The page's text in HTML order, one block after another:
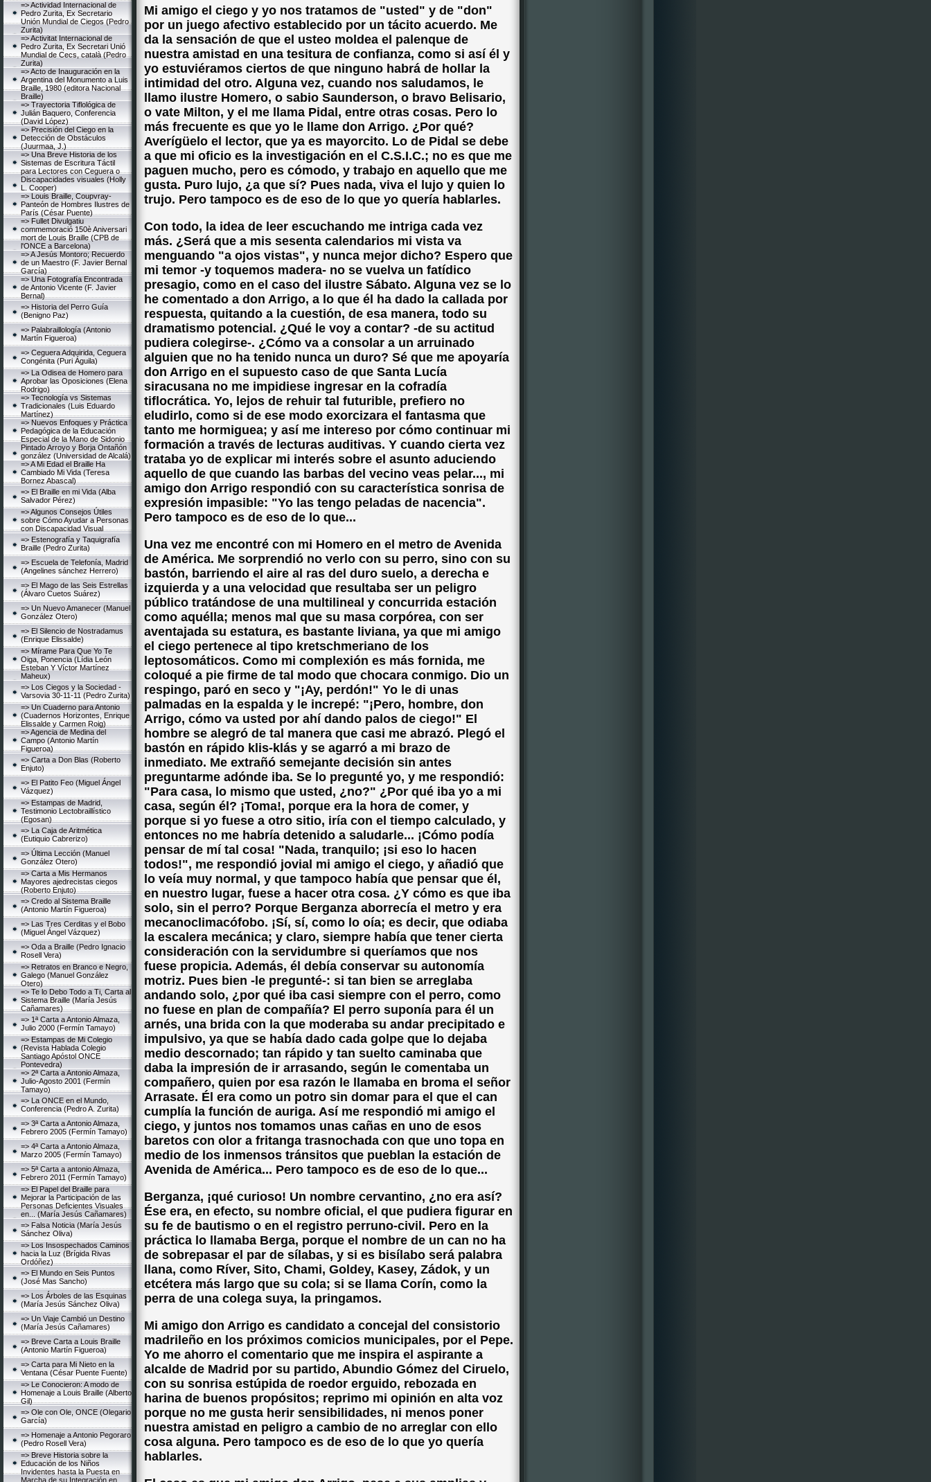
=> Actividad Internacional de
Pedro Zurita, Ex Secretario
Unión Mundial de Ciegos (Pedro
Zurita)
=> Activitat Internacional de
Pedro Zurita, Ex Secretari Unió
Mundial de Cecs, català (Pedro
Zurita)
=> Acto de Inauguración en la
Argentina del Monumento a Luis
Braille, 1980 (editora Nacional
Braille)
=> Trayectoria Tiflológica de
Julián Baquero, Conferencia
(David López)
=> Precisión del Ciego en la
Detección de Obstáculos
(Juurmaa, J.)
=> Una Breve Historia de los
Sistemas de Escritura Táctil
para Lectores con Ceguera o
Discapacidades visuales (Holly
L. Cooper)
=> Louis Braille, Coupvray-
Panteón de Hombres Ilustres de
París (César Puente)
=> Fullet Divulgatiu
commemoració 150è Aniversari
mort de Louis Braille (CPB de
l'ONCE a Barcelona)
=> A Jesús Montoro; Recuerdo
de un Maestro (F. Javier Bernal
García)
=> Una Fotografía Encontrada
de Antonio Vicente (F. Javier
Bernal)
=> Historia del Perro Guía
(Benigno Paz)
=> Palabraillología (Antonio
Martín Figueroa)
=> Ceguera Adquirida, Ceguera
Congénita (Puri Águila)
=> La Odisea de Homero para
Aprobar las Oposiciones (Elena
Rodrigo)
=> Tecnología vs Sistemas
Tradicionales (Luis Eduardo
Martínez)
=> Nuevos Enfoques y Práctica
Pedagógica de la Educación
Especial de la Mano de Sidonio
Pintado Arroyo y Borja Ontañón
gonzález (Universidad de Alcalá)
=> A Mi Edad el Braille Ha
Cambiado Mi Vida (Teresa
Bornez Abascal)
=> El Braille en mi Vida (Alba
Salvador Pérez)
=> Algunos Consejos Útiles
sobre Cómo Ayudar a Personas
con Discapacidad Visual
=> Estenografía y Taquigrafía
Braille (Pedro Zurita)
=> Escuela de Telefonía, Madrid
(Angelines sánchez Herrero)
=> El Mago de las Seis Estrellas
(Álvaro Cuetos Suárez)
=> Un Nuevo Amanecer (Manuel
González Otero)
=> El Silencio de Nostradamus
(Enrique Elissalde)
=> Mírame Para Que Yo Te
Oiga, Ponencia (Lídia León
Esteban Y Víctor Martínez
Maheux)
=> Los Ciegos y la Sociedad -
Varsovia 30-11-11 (Pedro Zurita)
=> Un Cuaderno para Antonio
(Cuadernos Horizontes, Enrique
Elissalde y Carmen Roig)
=> Agencia de Medina del
Campo (Antonio Martín
Figueroa)
=> Carta a Don Blas (Roberto
Enjuto)
=> El Patito Feo (Miguel Ángel
Vázquez)
=> Estampas de Madrid,
Testimonio Lectobraillístico
(Egosan)
=> La Caja de Aritmética
(Eutiquio Cabrerizo)
=> Última Lección (Manuel
González Otero)
=> Carta a Mis Hermanos
Mayores ajedrecistas ciegos
(Roberto Enjuto)
=> Credo al Sistema Braille
(Antonio Martín Figueroa)
=> Las Tres Cerditas y el Bobo
(Miguel Ángel Vázquez)
=> Oda a Braille (Pedro Ignacio
Rosell Vera)
=> Retratos en Branco e Negro,
Galego (Manuel González
Otero)
=> Te lo Debo Todo a Ti, Carta al
Sistema Braille (María Jesús
Cañamares)
=> 1ª Carta a Antonio Almaza,
Julio 2000 (Fermín Tamayo)
=> Estampas de Mi Colegio
(Revista Hablada Colegio
Santiago Apóstol ONCE
Pontevedra)
=> 2ª Carta a Antonio Almaza,
Julio-Agosto 2001 (Fermín
Tamayo)
=> La ONCE en el Mundo,
Conferencia (Pedro A. Zurita)
=> 3ª Carta a Antonio Almaza,
Febrero 2005 (Fermín Tamayo)
=> 4ª Carta a Antonio Almaza,
Marzo 2005 (Fermín Tamayo)
=> 5ª Carta a antonio Almaza,
Febrero 2011 (Fermín Tamayo)
=> El Papel del Braille para
Mejorar la Participación de las
Personas Deficientes Visuales
en... (María Jesús Cañamares)
=> Falsa Noticia (María Jesús
Sánchez Oliva)
=> Los Insospechados Caminos
hacia la Luz (Brígida Rivas
Ordóñez)
=> El Mundo en Seis Puntos
(José Mas Sancho)
=> Los Árboles de las Esquinas
(María Jesús Sánchez Oliva)
=> Un Viaje Cambió un Destino
(María Jesús Cañamares)
=> Breve Carta a Louis Braille
(Antonio Martín Figueroa)
=> Carta para Mi Nieto en la
Ventana (César Puente Fuente)
=> Le Conocieron: A modo de
Homenaje a Louis Braille (Alberto
Gil)
=> Ole con Ole, ONCE (Olegario
García)
=> Homenaje a Antonio Pegoraro
(Pedro Rosell Vera)
=> Breve Historia sobre la
Educación de los Niños
Invidentes hasta la Puesta en
Marcha de su Integración en
Mi amigo el ciego y yo nos tratamos de "usted" y de "don"
por un juego afectivo establecido por un tácito acuerdo. Me
da la sensación de que el usteo moldea el palenque de
nuestra amistad en una tesitura de confianza, como si así él y
yo estuviéramos ciertos de que ninguno habrá de hollar la
intimidad del otro. Alguna vez, cuando nos saludamos, le
llamo ilustre Homero, o sabio Saunderson, o bravo Belisario,
o vate Milton, y el me llama Pidal, entre otras cosas. Pero lo
más frecuente es que yo le llame don Arrigo. ¿Por qué?
Averígüelo el lector, que ya es mayorcito. Lo de Pidal se debe
a que mi oficio es la investigación en el C.S.I.C.; no es que me
paguen mucho, pero es cómodo, y trabajo en aquello que me
gusta. Puro lujo, ¿a que sí? Pues nada, viva el lujo y quien lo
trujo. Pero tampoco es de eso de lo que yo quería hablarles.
Con todo, la idea de leer escuchando me intriga cada vez
más. ¿Será que a mis sesenta calendarios mi vista va
menguando "a ojos vistas", y nunca mejor dicho? Espero que
mi temor -y toquemos madera- no se vuelva un fatídico
presagio, como en el caso del ilustre Sábato. Alguna vez se lo
he comentado a don Arrigo, a lo que él ha dado la callada por
respuesta, quitando a la cuestión, de esa manera, todo su
dramatismo potencial. ¿Qué le voy a contar? -de su actitud
pudiera colegirse-. ¿Cómo va a consolar a un arruinado
alguien que no ha tenido nunca un duro? Sé que me apoyaría
don Arrigo en el supuesto caso de que Santa Lucía
siracusana no me impidiese ingresar en la cofradía
tiflocrática. Yo, lejos de rehuir tal futurible, prefiero no
eludirlo, como si de ese modo exorcizara el fantasma que
tanto me hormiguea; y así me intereso por cómo continuar mi
formación a través de lecturas auditivas. Y cuando cierta vez
trataba yo de explicar mi interés sobre el asunto aduciendo
aquello de que cuando las barbas del vecino veas pelar..., mi
amigo don Arrigo respondió con su característica sonrisa de
expresión impasible: "Yo las tengo peladas de nacencia".
Pero tampoco es de eso de lo que...
Una vez me encontré con mi Homero en el metro de Avenida
de América. Me sorprendió no verlo con su perro, sino con su
bastón, barriendo el aire al ras del duro suelo, a derecha e
izquierda y a una velocidad que resultaba ser un peligro
público tratándose de una multilineal y concurrida estación
como aquélla; menos mal que su masa corpórea, con ser
aventajada su estatura, es bastante liviana, ya que mi amigo
el ciego pertenece al tipo kretschmeriano de los
leptosomáticos. Como mi complexión es más fornida, me
coloqué a pie firme de tal modo que chocara conmigo. Dio un
respingo, paró en seco y "¡Ay, perdón!" Yo le di unas
palmadas en la espalda y le increpé: "¡Pero, hombre, don
Arrigo, cómo va usted por ahí dando palos de ciego!" El
hombre se alegró de tal manera que casi me abrazó. Plegó el
bastón en rápido klis-klás y se agarró a mi brazo de
inmediato. Me extrañó semejante decisión sin antes
preguntarme adónde iba. Se lo pregunté yo, y me respondió:
"Para casa, lo mismo que usted, ¿no?" ¿Por qué iba yo a mi
casa, según él? ¡Toma!, porque era la hora de comer, y
porque si yo fuese a otro sitio, iría con el tiempo calculado, y
entonces no me habría detenido a saludarle... ¡Cómo podía
pensar de mí tal cosa! "Nada, tranquilo; ¡si eso lo hacen
todos!", me respondió jovial mi amigo el ciego, y añadió que
lo veía muy normal, y que tampoco había que pensar que él,
en nuestro lugar, fuese a hacer otra cosa. ¿Y cómo es que iba
solo, sin el perro? Porque Berganza aborrecía el metro y era
mecanoclimacófobo. ¡Sí, sí, como lo oía; es decir, que odiaba
la escalera mecánica; y claro, siempre había que tener cierta
consideración con la servidumbre si queríamos que nos
fuese propicia. Además, él debía conservar su autonomía
motriz. Pues bien -le pregunté-: si tan bien se arreglaba
andando solo, ¿por qué iba casi siempre con el perro, como
no fuese en plan de compañía? El perro suponía para él un
arnés, una brida con la que moderaba su andar precipitado e
impulsivo, ya que se había dado cada golpe que lo dejaba
medio descornado; tan rápido y tan suelto caminaba que
daba la impresión de ir arrasando, según le comentaba un
compañero, quien por esa razón le llamaba en broma el señor
Arrasate. Él era como un potro sin domar para el que el can
cumplía la función de auriga. Así me respondió mi amigo el
ciego, y juntos nos tomamos unas cañas en uno de esos
baretos con olor a fritanga trasnochada con que uno topa en
medio de los inmensos tránsitos que pueblan la estación de
Avenida de América... Pero tampoco es de eso de lo que...
Berganza, ¡qué curioso! Un nombre cervantino, ¿no era así?
Ése era, en efecto, su nombre oficial, el que pudiera figurar en
su fe de bautismo o en el registro perruno-civil. Pero en la
práctica lo llamaba Berga, porque el nombre de un can no ha
de sobrepasar el par de sílabas, y si es bisílabo será palabra
llana, como Ríver, Sito, Chami, Goldey, Kasey, Zádok, y un
etcétera más largo que su cola; si se llama Corín, como la
perra de una colega suya, la pringamos.
Mi amigo don Arrigo es candidato a concejal del consistorio
madrileño en los próximos comicios municipales, por el Pepe.
Yo me ahorro el comentario que me inspira el aspirante a
alcalde de Madrid por su partido, Abundio Gómez del Ciruelo,
con su sonrisa estúpida de roedor erguido, rebozada en
harina de buenos propósitos; reprimo mi opinión en alta voz
porque no me gusta herir sensibilidades, ni menos poner
nuestra amistad en peligro a cambio de no arreglar con ello
cosa alguna. Pero tampoco es de eso de lo que yo quería
hablarles.